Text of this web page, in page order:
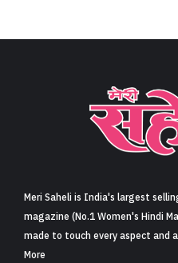
Meri Saheli is India's largest
magazine (No.1 Women's Hindi
made to touch every aspect and
More